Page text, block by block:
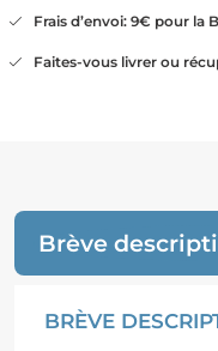
Frais d’envoi: 9€ pour la
Faites-vous livrer ou
Brève
BRÈVE